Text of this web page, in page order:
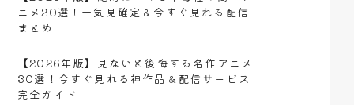
ニメ20選！一気見確定＆今すぐ見れる配信
まとめ
【2026年版】見ないと後悔する名作アニメ
30選！今すぐ見れる神作品＆配信サービス
完全ガイド